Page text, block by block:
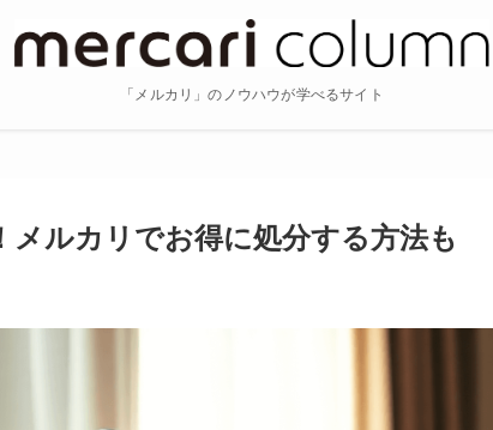
「メルカリ」のノウハウが学べるサイト
ルカリでお得に処分する方法も